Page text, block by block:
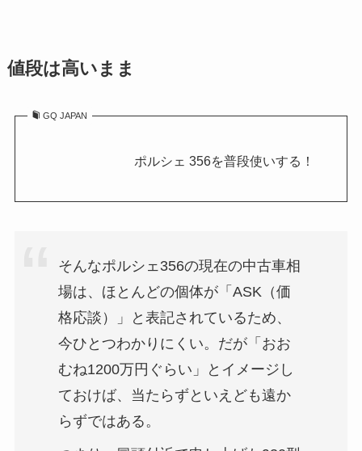
値段は高いまま
GQ JAPAN
ポルシェ 356を普段使いする！
そんなポルシェ356の現在の中古車相
場は、ほとんどの個体が「ASK（価
格応談）」と表記されているため、
今ひとつわかりにくい。だが「おお
むね1200万円ぐらい」とイメージし
ておけば、当たらずといえども遠か
らずではある。